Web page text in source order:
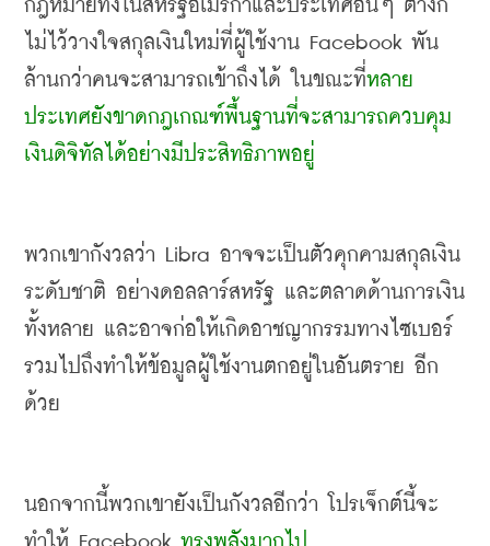
กฎหมายทั้งในสหรัฐอเมริกาและประเทศอื่นๆ ต่างก็
ไม่ไว้วางใจสกุลเงินใหม่ที่ผู้ใช้งาน Facebook พัน
ล้านกว่าคนจะสามารถเข้าถึงได้ ในขณะที่หลาย
ประเทศยังขาดกฎเกณฑ์พื้นฐานที่จะสามารถควบคุม
เงินดิจิทัลได้อย่างมีประสิทธิภาพอยู่
พวกเขากังวลว่า Libra อาจจะเป็นตัวคุกคามสกุลเงิน
ระดับชาติ อย่างดอลลาร์สหรัฐ และตลาดด้านการเงิน
ทั้งหลาย และอาจก่อให้เกิดอาชญากรรมทางไซเบอร์
รวมไปถึงทำให้ข้อมูลผู้ใช้งานตกอยู่ในอันตราย อีก
ด้วย
นอกจากนี้พวกเขายังเป็นกังวลอีกว่า โปรเจ็กต์นี้จะ